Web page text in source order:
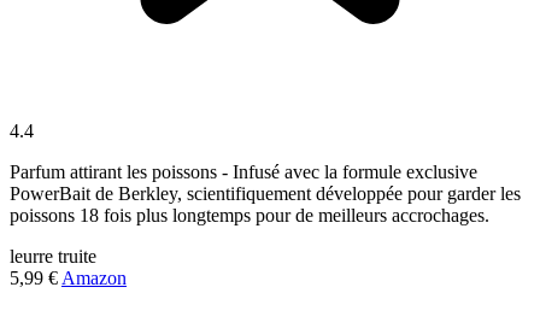
4.4
Parfum attirant les poissons - Infusé avec la formule exclusive
PowerBait de Berkley, scientifiquement développée pour garder les
poissons 18 fois plus longtemps pour de meilleurs accrochages.
leurre truite
5,99 € Amazon